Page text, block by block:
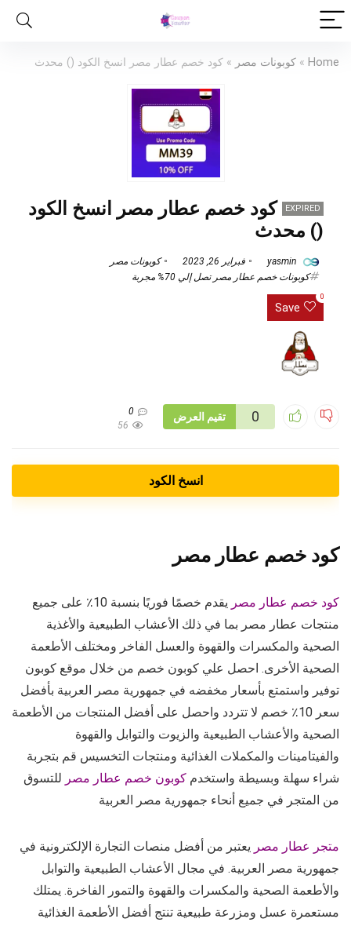
Home
» كوبونات مصر » كود خصم عطار مصر انسخ الكود () محدث
EXPIRED
كود خصم عطار مصر انسخ الكود
() محدث
فبراير 26, 2023
كوبونات مصر
كوبونات خصم عطار مصر تصل إلي 70% مجربة
Save
0
تقيم العرض 0
0
56
انسخ الكود
كود خصم عطار مصر
كود خصم عطار مصر
يقدم خصمًا فوريًا بنسبة 10٪ على جميع
منتجات عطار مصر بما في ذلك الأعشاب الطبيعية والأغذية
الصحية والمكسرات والقهوة والعسل الفاخر ومختلف الأطعمة
الصحية الأخرى. احصل علي كوبون خصم من خلال موقع كوبون
توفير واستمتع بأسعار مخفضه في جمهورية مصر العربية بأفضل
سعر 10٪ خصم لا تتردد واحصل على أفضل المنتجات من الأطعمة
الصحية والأعشاب الطبيعية والزيوت والتوابل والقهوة
والفيتامينات والمكملات الغذائية ومنتجات التخسيس قم بتجربة
شراء سهلة وبسيطة واستخدم كوبون خصم عطار مصر للتسوق
من المتجر في جميع أنحاء جمهورية مصر العربية
متجر عطار مصر يعتبر من أفضل منصات التجارة الإلكترونية في
جمهورية مصر العربية. في مجال الأعشاب الطبيعية والتوابل
والأطعمة الصحية والمكسرات والقهوة والتمور الفاخرة. يمتلك
مستعمرة عسل ومزرعة طبيعية تنتج أفضل الأطعمة الغذائية